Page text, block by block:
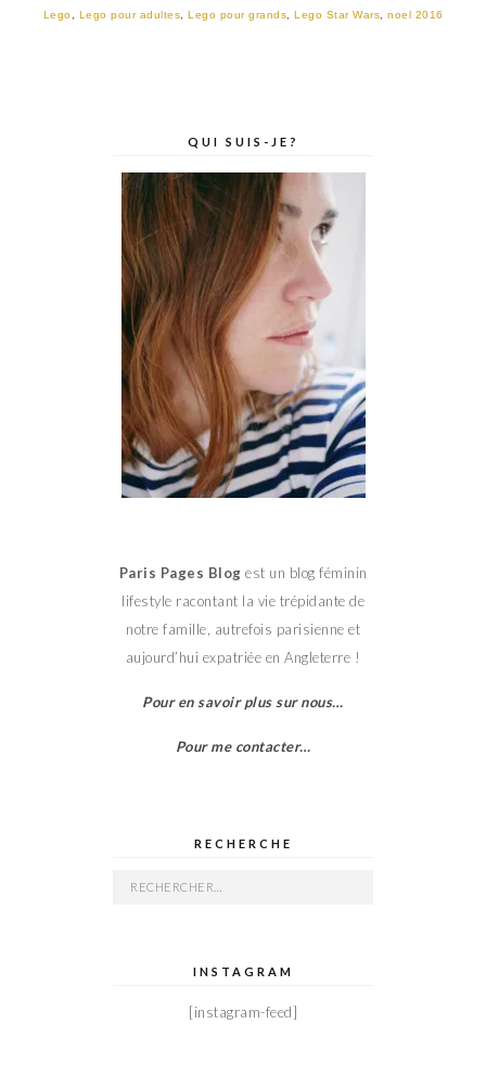
Lego
Lego pour adultes Lego pour grands Lego Star Wars noel 2016
QUI SUIS-JE?
Paris Pages Blog est un blog féminin
lifestyle racontant la vie trépidante de
notre famille, autrefois parisienne et
aujourd’hui expatriée en Angleterre !
Pour en savoir plus sur nous…
Pour me contacter…
RECHERCHE
Rechercher :
INSTAGRAM
[instagram-feed]